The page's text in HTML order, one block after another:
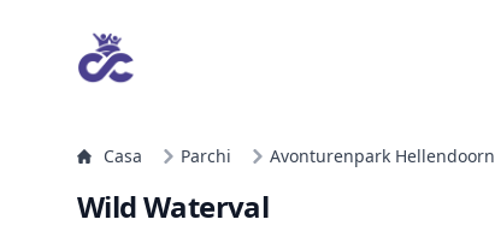
Casa Parchi Avonturenpark Hellendoorn
Wild Waterval